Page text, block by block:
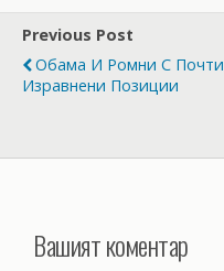
Previous Post
Обама И Ромни С Почти
Изравнени Позиции
Вашият коментар